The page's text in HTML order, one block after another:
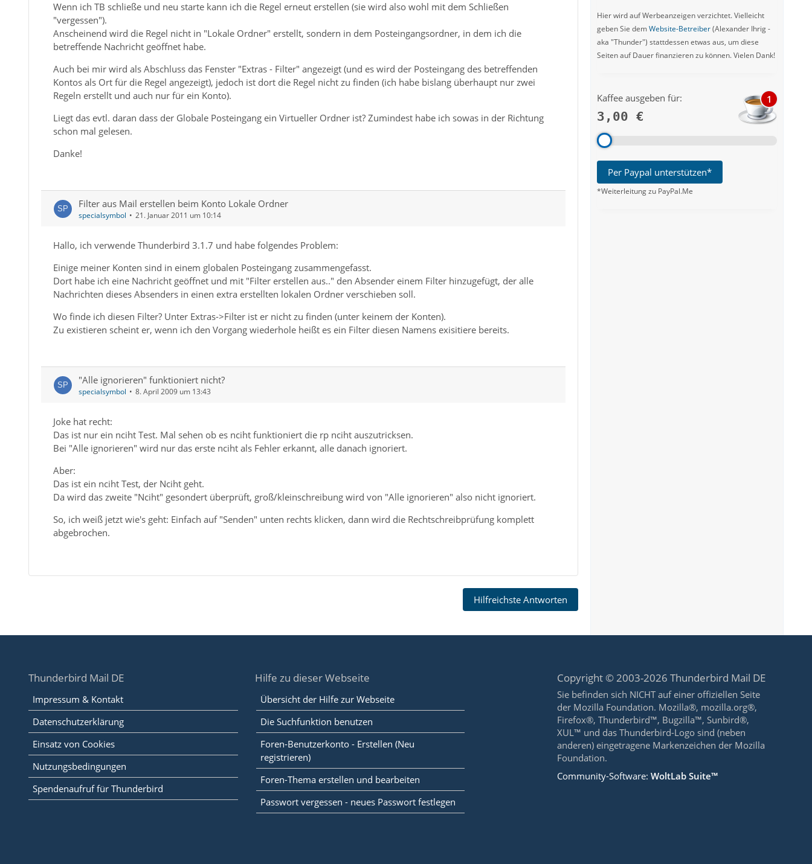
Wenn ich TB schließe und neu starte kann ich die Regel erneut erstellen (sie wird also wohl mit dem Schließen
"vergessen").
Anscheinend wird die Regel nicht in "Lokale Ordner" erstellt, sondern in dem Posteingangsordner, in dem ich die
betreffende Nachricht geöffnet habe.
Auch bei mir wird als Abschluss das Fenster "Extras - Filter" angezeigt (und es wird der Posteingang des betreffenden
Kontos als Ort für die Regel angezeigt), jedoch ist dort die Regel nicht zu finden (ich habe bislang überhaupt nur zwei
Regeln erstellt und auch nur für ein Konto).
Liegt das evtl. daran dass der Globale Posteingang ein Virtueller Ordner ist? Zumindest habe ich sowas in der Richtung
schon mal gelesen.
Danke!
Filter aus Mail erstellen beim Konto Lokale Ordner
specialsymbol 21. Januar 2011 um 10:14
Hallo, ich verwende Thunderbird 3.1.7 und habe folgendes Problem:
Einige meiner Konten sind in einem globalen Posteingang zusammengefasst.
Dort habe ich eine Nachricht geöffnet und mit "Filter erstellen aus.." den Absender einem Filter hinzugefügt, der alle
Nachrichten dieses Absenders in einen extra erstellten lokalen Ordner verschieben soll.
Wo finde ich diesen Filter? Unter Extras->Filter ist er nicht zu finden (unter keinem der Konten).
Zu existieren scheint er, wenn ich den Vorgang wiederhole heißt es ein Filter diesen Namens exisitiere bereits.
"Alle ignorieren" funktioniert nicht?
specialsymbol 8. April 2009 um 13:43
Joke hat recht:
Das ist nur ein nciht Test. Mal sehen ob es nciht funktioniert die rp nciht auszutricksen.
Bei "Alle ignorieren" wird nur das erste nciht als Fehler erkannt, alle danach ignoriert.
Aber:
Das ist ein nciht Test, der Nciht geht.
Da wird das zweite "Nciht" gesondert überprüft, groß/kleinschreibung wird von "Alle ignorieren" also nicht ignoriert.
So, ich weiß jetzt wie's geht: Einfach auf "Senden" unten rechts klicken, dann wird die Rechtschreibprüfung komplett
abgebrochen.
Hilfreichste Antworten
Hier wird auf Werbeanzeigen verzichtet. Vielleicht
geben Sie demWebsite-Betreiber(Alexander Ihrig -
aka "Thunder") stattdessen etwas aus, um diese
Seiten auf Dauer finanzieren zu können. Vielen Dank!
Kaffee ausgeben für:
3,00 €
1
Per Paypal unterstützen*
*Weiterleitung zu PayPal.Me
Thunderbird Mail DE
Impressum & Kontakt
Datenschutzerklärung
Einsatz von Cookies
Nutzungsbedingungen
Spendenaufruf für Thunderbird
Hilfe zu dieser Webseite
Übersicht der Hilfe zur Webseite
Die Suchfunktion benutzen
Foren-Benutzerkonto - Erstellen (Neu
registrieren)
Foren-Thema erstellen und bearbeiten
Passwort vergessen - neues Passwort festlegen
Copyright © 2003-2026 Thunderbird Mail DE
Sie befinden sich NICHT auf einer offiziellen Seite
der Mozilla Foundation. Mozilla®, mozilla.org®,
Firefox®, Thunderbird™, Bugzilla™, Sunbird®,
XUL™ und das Thunderbird-Logo sind (neben
anderen) eingetragene Markenzeichen der Mozilla
Foundation.
Community-Software:WoltLab Suite™